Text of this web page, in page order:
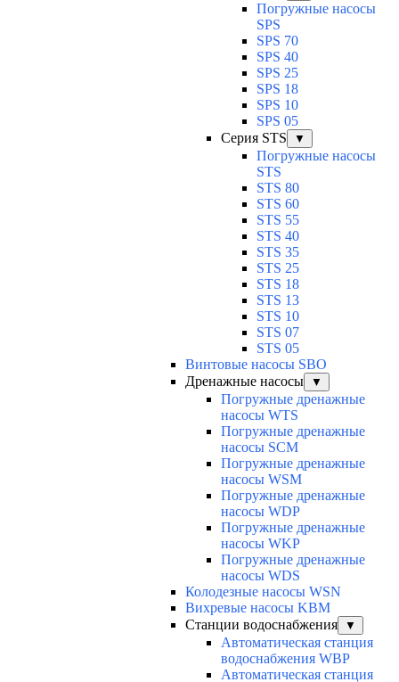
Погружные насосы
SPS
SPS 70
SPS 40
SPS 25
SPS 18
SPS 10
SPS 05
Серия STS
▼
Погружные насосы
STS
STS 80
STS 60
STS 55
STS 40
STS 35
STS 25
STS 18
STS 13
STS 10
STS 07
STS 05
Винтовые насосы SBO
Дренажные насосы
▼
Погружные дренажные
насосы WTS
Погружные дренажные
насосы SCM
Погружные дренажные
насосы WSM
Погружные дренажные
насосы WDP
Погружные дренажные
насосы WKP
Погружные дренажные
насосы WDS
Колодезные насосы WSN
Вихревые насосы KBM
Станции водоснабжения
▼
Автоматическая станция
водоснабжения WBP
Автоматическая станция